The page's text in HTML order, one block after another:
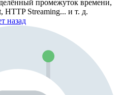
промежуток времени,
HTTP Streaming... и т. д.
назад